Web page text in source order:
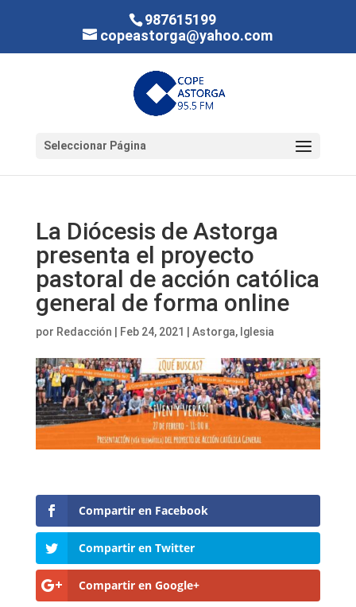
987615199
copeastorga@yahoo.com
Seleccionar Página
La Diócesis de Astorga
presenta el proyecto
pastoral de acción católica
general de forma online
por Redacción Feb 24, 2021 Astorga, Iglesia
Compartir en Facebook
Compartir en Twitter
Compartir en Google+